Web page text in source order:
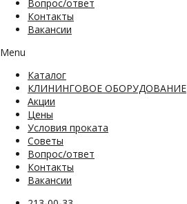
Вопрос/ответ
Контакты
Вакансии
Menu
Каталог
КЛИНИНГОВОЕ ОБОРУДОВАНИЕ
Акции
Цены
Условия проката
Советы
Вопрос/ответ
Контакты
Вакансии